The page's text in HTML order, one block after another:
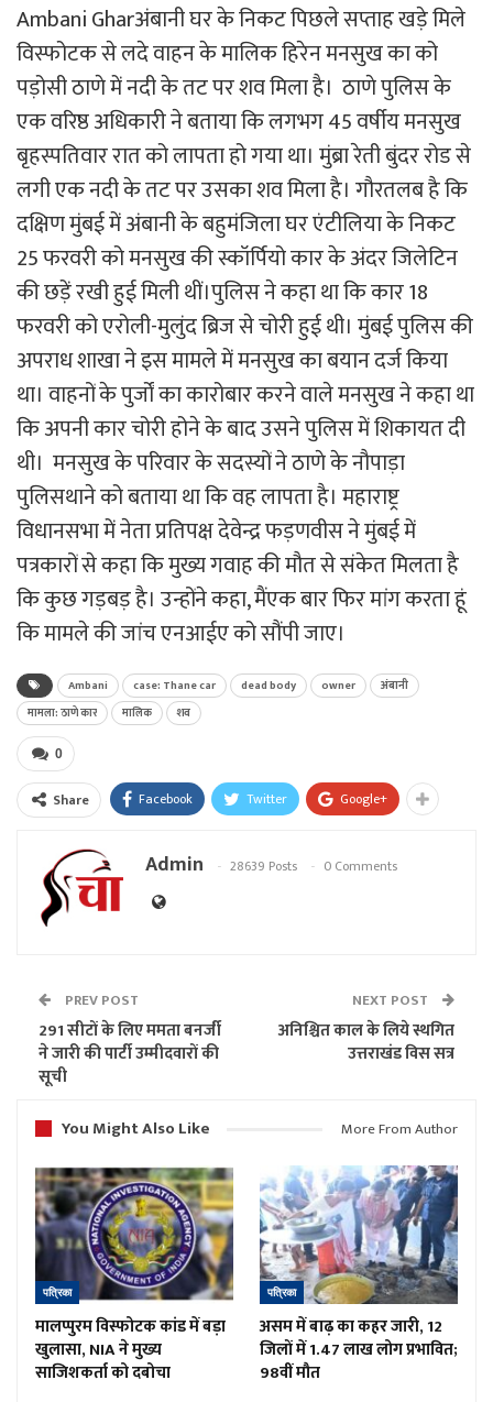
Ambani Gharअंबानी घर के निकट पिछले सप्ताह खड़े मिले
विस्फोटक से लदे वाहन के मालिक हिरेन मनसुख का को
पड़ोसी ठाणे में नदी के तट पर शव मिला है। ठाणे पुलिस के
एक वरिष्ठ अधिकारी ने बताया कि लगभग 45 वर्षीय मनसुख
बृहस्पतिवार रात को लापता हो गया था। मुंब्रा रेती बुंदर रोड से
लगी एक नदी के तट पर उसका शव मिला है। गौरतलब है कि
दक्षिण मुंबई में अंबानी के बहुमंजिला घर एंटीलिया के निकट
25 फरवरी को मनसुख की स्कॉर्पियो कार के अंदर जिलेटिन
की छड़ें रखी हुई मिली थीं।पुलिस ने कहा था कि कार 18
फरवरी को एरोली-मुलुंद ब्रिज से चोरी हुई थी। मुंबई पुलिस की
अपराध शाखा ने इस मामले में मनसुख का बयान दर्ज किया
था। वाहनों के पुर्जों का कारोबार करने वाले मनसुख ने कहा था
कि अपनी कार चोरी होने के बाद उसने पुलिस में शिकायत दी
थी। मनसुख के परिवार के सदस्यों ने ठाणे के नौपाड़ा
पुलिसथाने को बताया था कि वह लापता है। महाराष्ट्र
विधानसभा में नेता प्रतिपक्ष देवेन्द्र फड़णवीस ने मुंबई में
पत्रकारों से कहा कि मुख्य गवाह की मौत से संकेत मिलता है
कि कुछ गड़बड़ है। उन्होंने कहा, मैंएक बार फिर मांग करता हूं
कि मामले की जांच एनआईए को सौंपी जाए।
Ambani case: Thane car dead body owner
अंबानी
मामला: ठाणे कार
मालिक शव
0
Share Facebook Twitter Google+
Admin 28639 Posts 0 Comments
PREV POST
291 सीटों के लिए ममता बनर्जी
ने जारी की पार्टी उम्मीदवारों की
सूची
NEXT POST
अनिश्चित काल के लिये स्थगित
उत्तराखंड विस सत्र
You Might Also Like More From Author
पत्रिका
मालप्पुरम विस्फोटक कांड में बड़ा
खुलासा, NIA ने मुख्य
साजिशकर्ता को दबोचा
पत्रिका
असम में बाढ़ का कहर जारी, 12
जिलों में 1.47 लाख लोग प्रभावित;
98वीं मौत